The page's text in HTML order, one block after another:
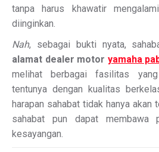
tanpa harus khawatir
diinginkan.
Nah, sebagai bukti nyata,
alamat dealer motor yamaha
melihat berbagai fasilitas
tentunya dengan kualitas
harapan sahabat tidak hanya akan
sahabat pun dapat membawa
kesayangan.